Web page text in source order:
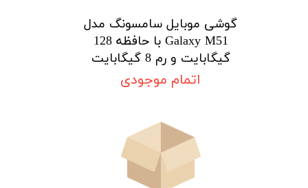
گوشی موبایل سامسونگ مدل
Galaxy M51 با حافظه 128
گیگابایت و رم 8 گیگابایت
اتمام موجودی